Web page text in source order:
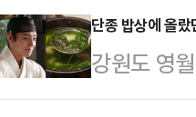
단종 밥상에 올
강원도 영
영월은 동